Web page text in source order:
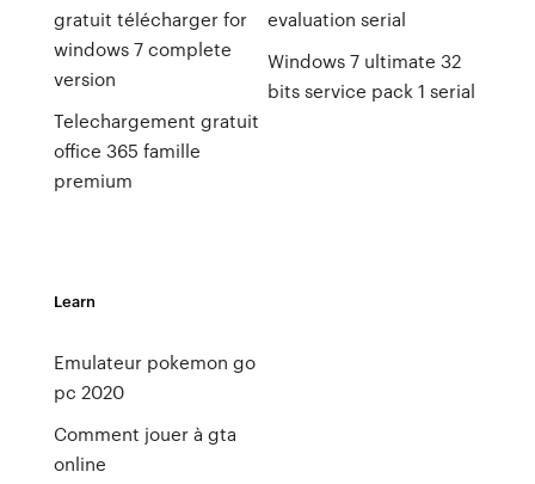
gratuit télécharger for
windows 7 complete
version
Telechargement gratuit
office 365 famille
premium
evaluation serial
Windows 7 ultimate 32
bits service pack 1 serial
Learn
Emulateur pokemon go
pc 2020
Comment jouer à gta
online